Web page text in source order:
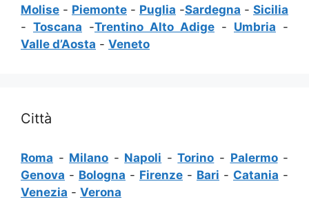
Molise - Piemonte - Puglia -Sardegna - Sicilia
- Toscana -Trentino Alto Adige - Umbria -
Valle d’Aosta - Veneto
Città
Roma - Milano - Napoli -Torino - Palermo-
Genova - Bologna - Firenze - Bari - Catania -
Venezia - Verona